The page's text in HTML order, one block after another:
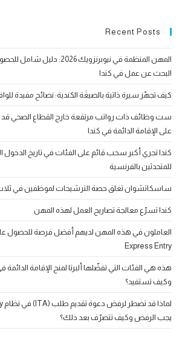
Recent Posts
المهن المنظمة في نيوبرنزويك
البحث عن عمل في كندا
كيف تجهّز سيرة ذاتية بالصيغَة الكندية: نصائح مفيدة
ست وظائف ذات رواتب مرتفعة خارج القطاع الصحي
على الإقامة الدائمة في كندا
للمتحدثين بالفرنسية
ساسكاتشوان تغلق حصة الترشيحات لموظفين في
كندا تسرّع معالجة تصاريح العمل لهذه المهن
العاملون في هذه المهن لديهم أفضل فرصة للحصول على
Express Entry
وكيف تستفيد؟
يجب الرفض وكيف تتصرّف بعد ذلك؟